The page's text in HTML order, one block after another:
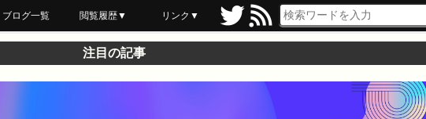
ブログ一覧 閲覧履歴▼
最近読んだ
あとで読む
ブックマーク
リンク▼
注目の記事